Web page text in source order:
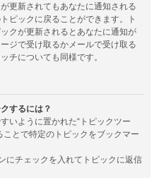
更新されてもあなたに通知される
ピックに戻ることができます。ト
クが更新されるとあなたに通知が
ジで受け取るかメールで受け取る
チについても同様です。
するには？
いように置かれた“トピックツー
ことで特定のトピックをブックマー
にチェックを入れてトピックに返信